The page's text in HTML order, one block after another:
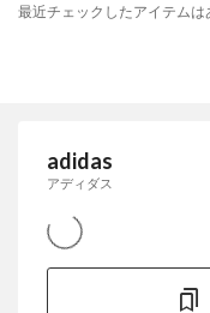
最近チェックしたアイテムは
adidas
アディダス